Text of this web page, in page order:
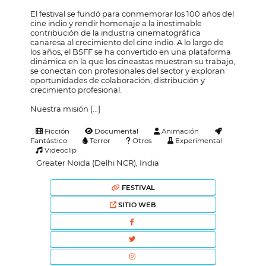
El festival se fundó para conmemorar los 100 años del
cine indio y rendir homenaje a la inestimable
contribución de la industria cinematográfica
canaresa al crecimiento del cine indio. A lo largo de
los años, el BSFF se ha convertido en una plataforma
dinámica en la que los cineastas muestran su trabajo,
se conectan con profesionales del sector y exploran
oportunidades de colaboración, distribución y
crecimiento profesional.
Nuestra misión [...]
Ficción Documental
Animación
Fantástico
Terror Otros
Experimental
Videoclip
Greater Noida (Delhi NCR), India
FESTIVAL
SITIO WEB